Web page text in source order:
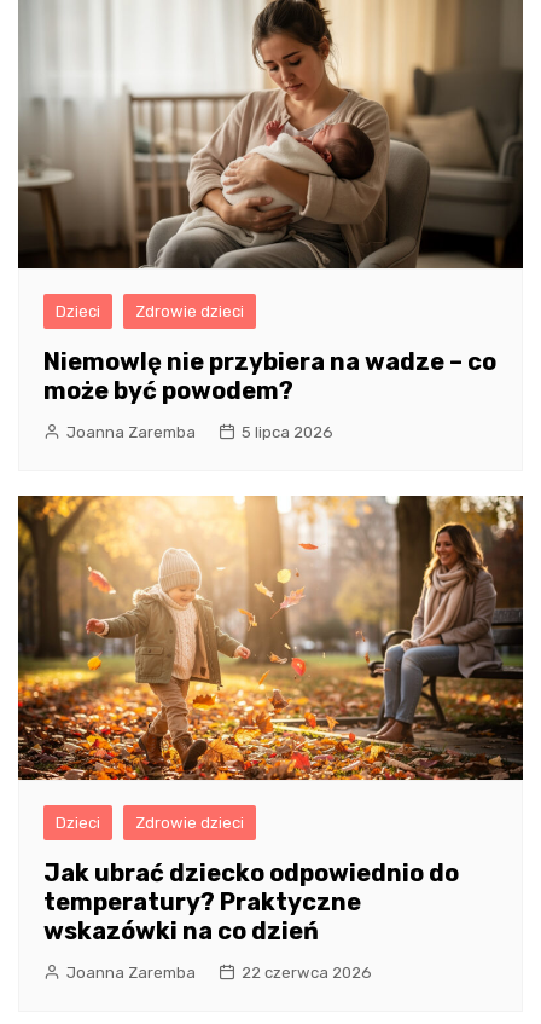
Dzieci Zdrowie dzieci
Niemowlę nie przybiera na wadze – co
może być powodem?
Joanna Zaremba 5 lipca 2026
Dzieci Zdrowie dzieci
Jak ubrać dziecko odpowiednio do
temperatury? Praktyczne
wskazówki na co dzień
Joanna Zaremba 22 czerwca 2026